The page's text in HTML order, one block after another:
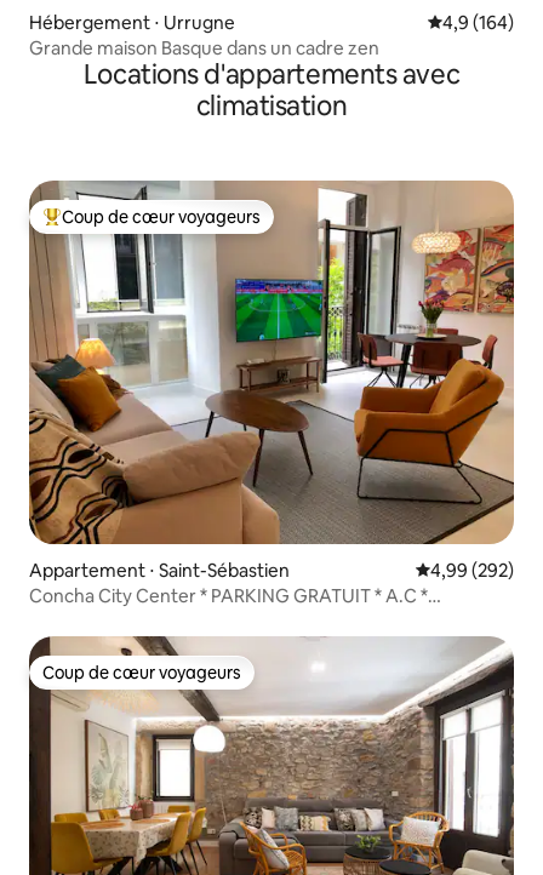
Hébergement ⋅ Urrugne Évaluation
4,9 (164)
Grande maison Basque dans un cadre zen
Locations d'appartements avec
climatisation
Coups de cœur voyageurs les plus appréciés
Coup de cœur voyageurs
Appartement ⋅ Saint-Sébastien Évaluation
4,99 (292)
Concha City Center * PARKING GRATUIT * A.C *
Coup de cœur voyageurs
Coup de cœur voyageurs